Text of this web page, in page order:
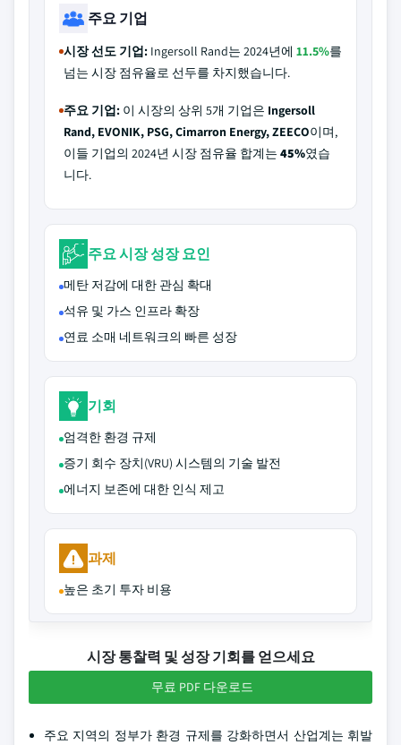
주요 기업
시장 선도 기업: Ingersoll Rand는 2024년에 11.5%를
넘는 시장 점유율로 선두를 차지했습니다.
주요 기업: 이 시장의 상위 5개 기업은 Ingersoll
Rand, EVONIK, PSG, Cimarron Energy, ZEECO이며,
이들 기업의 2024년 시장 점유율 합계는 45%였습
니다.
주요 시장 성장 요인
메탄 저감에 대한 관심 확대
석유 및 가스 인프라 확장
연료 소매 네트워크의 빠른 성장
기회
엄격한 환경 규제
증기 회수 장치(VRU) 시스템의 기술 발전
에너지 보존에 대한 인식 제고
과제
높은 초기 투자 비용
시장 통찰력 및 성장 기회를 얻으세요
무료 PDF 다운로드
주요 지역의 정부가 환경 규제를 강화하면서 산업계는 휘발